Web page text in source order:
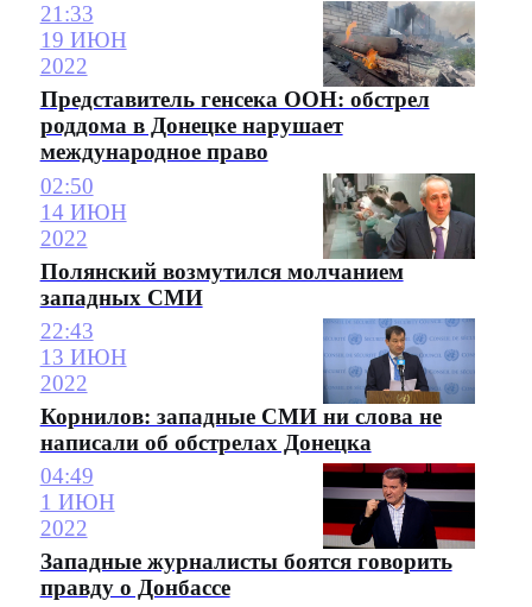
21:33
19 ИЮН
2022
Представитель генсека ООН: обстрел
роддома в Донецке нарушает
международное право
02:50
14 ИЮН
2022
Полянский возмутился молчанием
западных СМИ
22:43
13 ИЮН
2022
Корнилов: западные СМИ ни слова не
написали об обстрелах Донецка
04:49
1 ИЮН
2022
Западные журналисты боятся говорить
правду о Донбассе